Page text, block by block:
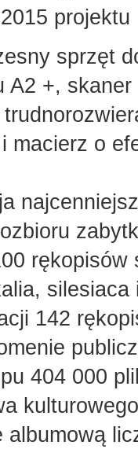
projektu
sprzęt
A2 +,
macierz o
silesiaca
142
404 000
kulturowego
albumową